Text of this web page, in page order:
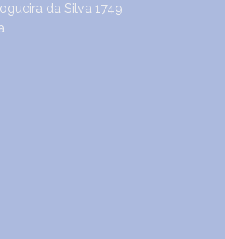
da Silva 1749